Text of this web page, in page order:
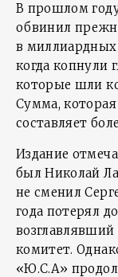
В прошлом
обвинил
в
когда копнули
которые шли
Сумма,
составляет
Издание
был Николай
не сменил
года потерял
комитет.
«Ю.С.А»